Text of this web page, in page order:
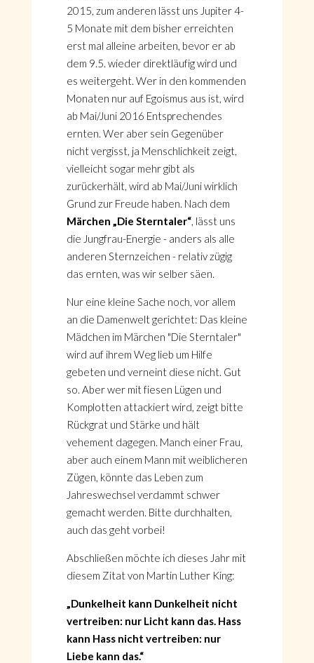
2015, zum anderen lässt uns Jupiter 4-
5 Monate mit dem bisher erreichten
erst mal alleine arbeiten, bevor er ab
dem 9.5. wieder direktläufig wird und
es weitergeht. Wer in den kommenden
Monaten nur auf Egoismus aus ist, wird
ab Mai/Juni 2016 Entsprechendes
ernten. Wer aber sein Gegenüber
nicht vergisst, ja Menschlichkeit zeigt,
vielleicht sogar mehr gibt als
zurückerhält, wird ab Mai/Juni wirklich
Grund zur Freude haben. Nach dem
Märchen „Die Sterntaler“, lässt uns
die Jungfrau-Energie - anders als alle
anderen Sternzeichen - relativ zügig
das ernten, was wir selber säen.
Nur eine kleine Sache noch, vor allem
an die Damenwelt gerichtet: Das kleine
Mädchen im Märchen "Die Sterntaler"
wird auf ihrem Weg lieb um Hilfe
gebeten und verneint diese nicht. Gut
so. Aber wer mit fiesen Lügen und
Komplotten attackiert wird, zeigt bitte
Rückgrat und Stärke und hält
vehement dagegen. Manch einer Frau,
aber auch einem Mann mit weiblicheren
Zügen, könnte das Leben zum
Jahreswechsel verdammt schwer
gemacht werden. Bitte durchhalten,
auch das geht vorbei!
Abschließen möchte ich dieses Jahr mit
diesem Zitat von Martin Luther King:
„Dunkelheit kann Dunkelheit nicht
vertreiben: nur Licht kann das. Hass
kann Hass nicht vertreiben: nur
Liebe kann das.“